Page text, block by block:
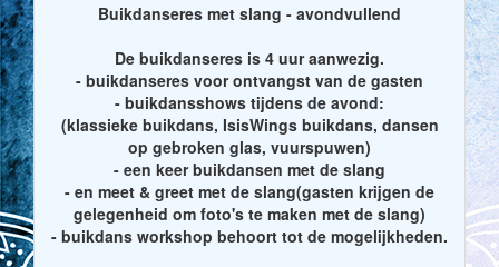
Buikdanseres met slang - avondvullend
De buikdanseres is 4 uur aanwezig.
- buikdanseres voor ontvangst van de gasten
- buikdansshows tijdens de avond:
(klassieke buikdans, IsisWings buikdans, dansen
op gebroken glas, vuurspuwen)
- een keer buikdansen met de slang
- en meet & greet met de slang(gasten krijgen de
gelegenheid om foto's te maken met de slang)
- buikdans workshop behoort tot de mogelijkheden.